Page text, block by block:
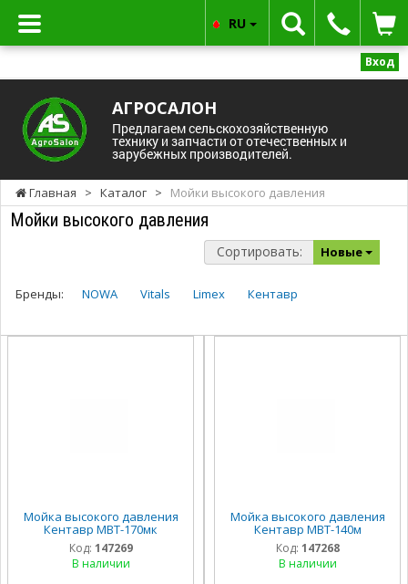
Вход
АГРОСАЛОН
Предлагаем сельскохозяйственную
технику и запчасти от отечественных и
зарубежных производителей.
RU
Главная > Каталог > Мойки высокого давления
Мойки высокого давления
Сортировать: Новые
Бренды: NOWA Vitals Limex Кентавр
Мойка высокого давления
Кентавр МВТ-170мк
Код: 147269
В наличии
Мойка высокого давления
Кентавр МВТ-140м
Код: 147268
В наличии